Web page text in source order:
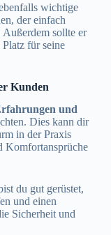
wichtige
der einfach
Außerdem sollte er
für seine
Kunden
und
Dies kann dir
in der Praxis
Komfortansprüche
du gut gerüstet,
und einen
Sicherheit und